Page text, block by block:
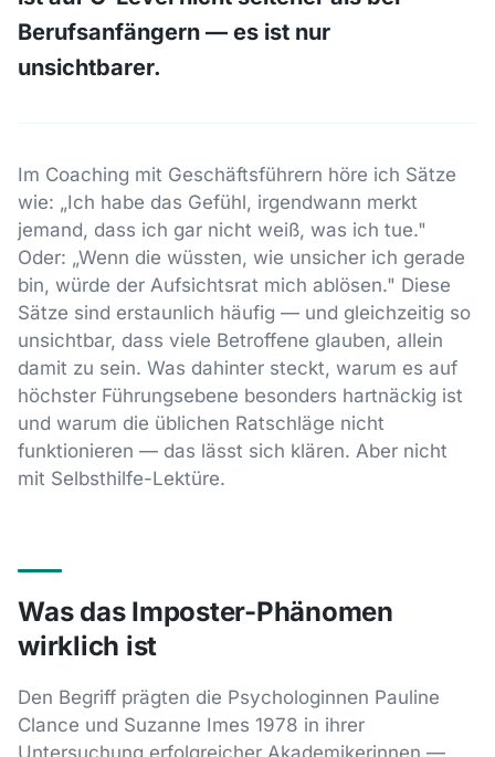
Berufsanfängern — es ist nur
unsichtbarer.
Im Coaching mit Geschäftsführern höre ich Sätze
wie: „Ich habe das Gefühl, irgendwann merkt
jemand, dass ich gar nicht weiß, was ich tue."
Oder: „Wenn die wüssten, wie unsicher ich gerade
bin, würde der Aufsichtsrat mich ablösen." Diese
Sätze sind erstaunlich häufig — und gleichzeitig so
unsichtbar, dass viele Betroffene glauben, allein
damit zu sein. Was dahinter steckt, warum es auf
höchster Führungsebene besonders hartnäckig ist
und warum die üblichen Ratschläge nicht
funktionieren — das lässt sich klären. Aber nicht
mit Selbsthilfe-Lektüre.
Was das Imposter-Phänomen
wirklich ist
Den Begriff prägten die Psychologinnen Pauline
Clance und Suzanne Imes 1978 in ihrer